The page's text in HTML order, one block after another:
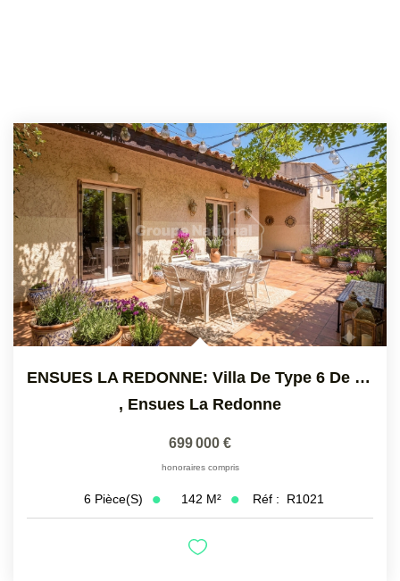
ENSUES LA REDONNE: Villa De Type 6 De 142 M2 Sur Un Terrain...
, Ensues La Redonne
699 000 €
honoraires compris
6 Pièce(s) 142 M² Réf : R1021